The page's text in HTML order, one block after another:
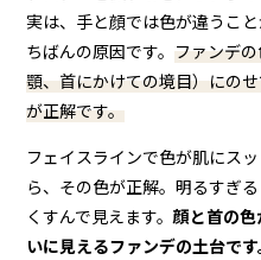
実は、手と顔では色が違うこ
ちばんの原因です。ファンデ
顎、首にかけての境目）にの
が正解です。
フェイスラインで色が肌にス
ら、その色が正解。明るすぎ
くすんで見えます。顔と首の
いに見えるファンデの土台で